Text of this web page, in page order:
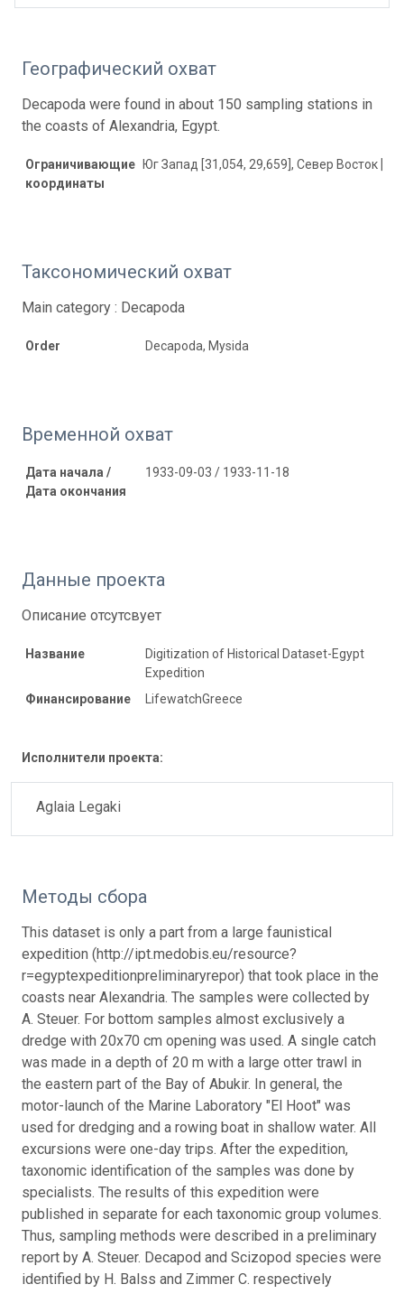
Географический охват
Decapoda were found in about 150 sampling stations in
the coasts of Alexandria, Egypt.
Ограничивающие
координаты
Юг Запад [31,054, 29,659], Север Восток
Таксономический охват
Main category : Decapoda
Order Decapoda, Mysida
Временной охват
Дата начала /
Дата окончания
1933-09-03 / 1933-11-18
Данные проекта
Описание отсутсвует
Название
Digitization of Historical Dataset-Egypt
Expedition
Финансирование
LifewatchGreece
Исполнители проекта:
Aglaia Legaki
Методы сбора
This dataset is only a part from a large faunistical
expedition (http://ipt.medobis.eu/resource?
r=egyptexpeditionpreliminaryrepor) that took place in the
coasts near Alexandria. The samples were collected by
A. Steuer. For bottom samples almost exclusively a
dredge with 20x70 cm opening was used. A single catch
was made in a depth of 20 m with a large otter trawl in
the eastern part of the Bay of Abukir. In general, the
motor-launch of the Marine Laboratory "El Hoot" was
used for dredging and a rowing boat in shallow water. All
excursions were one-day trips. After the expedition,
taxonomic identification of the samples was done by
specialists. The results of this expedition were
published in separate for each taxonomic group volumes.
Thus, sampling methods were described in a preliminary
report by A. Steuer. Decapod and Scizopod species were
identified by H. Balss and Zimmer C. respectively